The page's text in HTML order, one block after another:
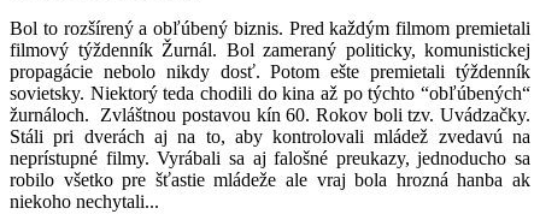
Bol to rozšírený a obľúbený biznis. Pred každým filmom premietali
filmový týždenník Žurnál. Bol zameraný politicky, komunistickej
propagácie nebolo nikdy dosť. Potom ešte premietali týždenník
sovietsky. Niektorý teda chodili do kina až po týchto “obľúbených“
žurnáloch. Zvláštnou postavou kín 60. Rokov boli tzv. Uvádzačky.
Stáli pri dverách aj na to, aby kontrolovali mládež zvedavú na
neprístupné filmy. Vyrábali sa aj falošné preukazy, jednoducho sa
robilo všetko pre šťastie mládeže ale vraj bola hrozná hanba ak
niekoho nechytali...